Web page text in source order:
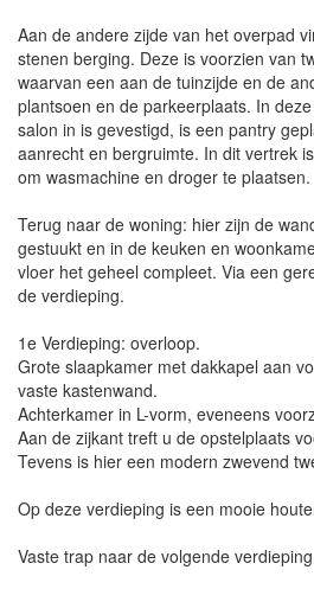
Aan de andere zijde van het overpad
stenen berging. Deze is voorzien van
waarvan een aan de tuinzijde en de
plantsoen en de parkeerplaats. In
salon in is gevestigd, is een pantry
aanrecht en bergruimte. In dit vertrek
om wasmachine en droger te plaatsen.
Terug naar de woning: hier zijn de
gestuukt en in de keuken en
vloer het geheel compleet. Via een
de verdieping.
1e Verdieping: overloop.
Grote slaapkamer met dakkapel aan
vaste kastenwand.
Achterkamer in L-vorm, eveneens
Aan de zijkant treft u de opstelplaats
Tevens is hier een modern zwevend
Op deze verdieping is een mooie
Vaste trap naar de volgende